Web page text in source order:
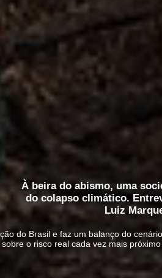
À beira do abismo, uma
do colapso climático.
Luiz
do Brasil e faz um balanço do
sobre o risco real cada vez mais